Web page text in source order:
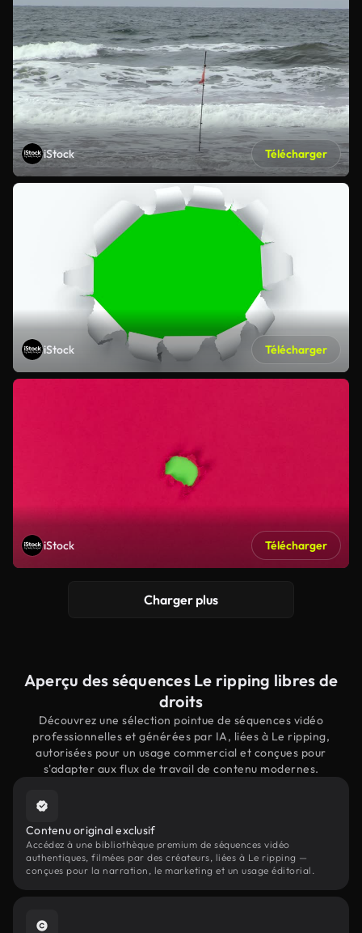
iStock Télécharger
iStock Télécharger
iStock Télécharger
Charger plus
Aperçu des séquences Le ripping libres de
droits
Découvrez une sélection pointue de séquences vidéo
professionnelles et générées par IA, liées à Le ripping,
autorisées pour un usage commercial et conçues pour
s'adapter aux flux de travail de contenu modernes.
Contenu original exclusif
Accédez à une bibliothèque premium de séquences vidéo
authentiques, filmées par des créateurs, liées à Le ripping —
conçues pour la narration, le marketing et un usage éditorial.